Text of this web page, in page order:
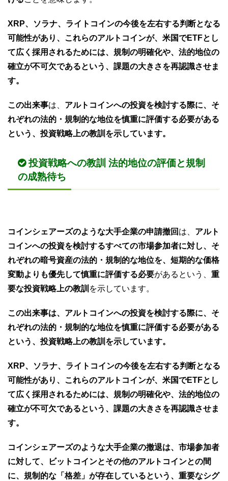
XRP、ソラナ、ライトコインの今後を左右する判断となる
可能性があり、これらのアルトコインが、米国でETFとし
て広く採用されるためには、規制の明確化や、法的地位の
確立が不可欠であるという、課題の大きさを再認識させま
す。
この出来事は、 アルトコインへの投資を検討する際に、そ
れぞれの法的・規制的な地位を慎重に評価する必要がある
という、投資戦略上の教訓を示しています。
投資戦略への教訓 法的地位の評価と規制
の成熟待ち
コインシェアーズのような大手企業の申請撤回 は、 アルト
コインへの投資を検討するすべての市場参加者に対し、そ
れぞれの暗号資産の法的・規制的な地位を、短期的な価格
変動よりも優先して慎重に評価する必要があるという、 重
要な投資戦略上の教訓 を示しています。
この出来事は、アルトコインへの投資を検討する際に、そ
れぞれの法的・規制的な地位を慎重に評価する必要がある
という、投資戦略上の教訓を示しています。
XRP、ソラナ、ライトコインの今後を左右する判断となる
可能性があり、これらのアルトコインが、米国でETFとし
て広く採用されるためには、規制の明確化や、法的地位の
確立が不可欠であるという、課題の大きさを再認識させま
す。
コインシェアーズのような大手企業の撤退は、市場参加者
に対して、ビットコインとその他のアルトコインとの間
に、規制的な「格差」が存在しているという、重要なシグ